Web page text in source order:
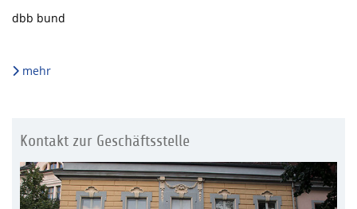
dbb bund
mehr
Kontakt zur Geschäftsstelle